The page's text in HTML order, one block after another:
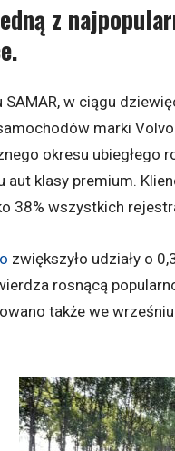
z
SAMAR, w ciągu
marki
okresu ubiegłego
aut klasy premium.
38% wszystkich
zwiększyło udziały o
rosnącą
także we